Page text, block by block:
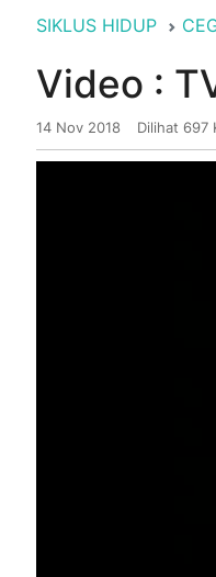
SIKLUS HIDUP
Video :
14 Nov 2018 Dilihat 697